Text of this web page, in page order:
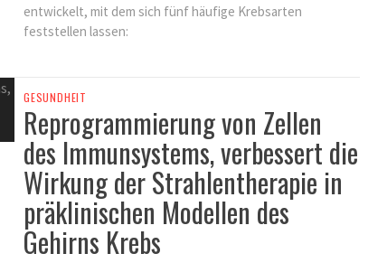
entwickelt, mit dem sich fünf häufige Krebsarten
feststellen lassen:
GESUNDHEIT
Reprogrammierung von Zellen
des Immunsystems, verbessert die
Wirkung der Strahlentherapie in
präklinischen Modellen des
Gehirns Krebs